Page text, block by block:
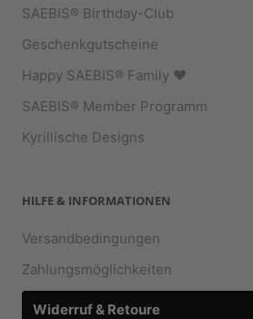
SAEBIS® Birthday-Club
Geschenkgutscheine
Happy SAEBIS® Family ♥︎
SAEBIS® Member Programm
Kyrillische Designs
HILFE & INFORMATIONEN
Versandbedingungen
Zahlungsmöglichkeiten
Widerruf & Retoure